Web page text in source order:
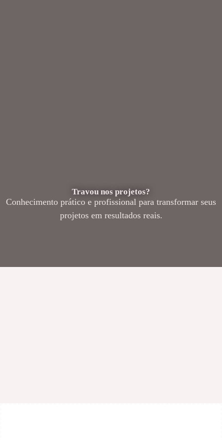
Travou nos projetos?
Conhecimento prático e profissional para transformar seus
projetos em resultados reais.